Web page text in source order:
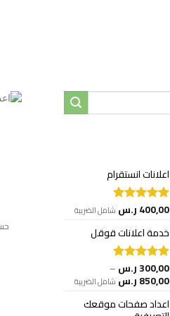
اعلانات انستقرام
تم التقييم
400,00ر.س شامل الضريبة
خدمة اعلانات قوقل
تم التقييم
5.00من 5
300,00ر.س–
850,00ر.سنطاق
السعر:
من
شامل الضريبة
اعداد صفحات موقعك